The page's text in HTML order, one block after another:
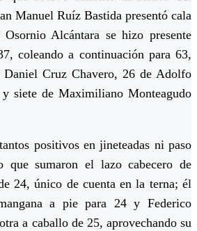
Manuel Ruíz Bastida presentó cala
Alcántara se hizo presente
coleando a continuación para 63,
Cruz Chavero, 26 de Adolfo
siete de Maximiliano Monteagudo
positivos en jineteadas ni paso
sumaron el lazo cabecero de
24, único de cuenta en la terna; él
a pie para 24 y Federico
a caballo de 25, aprovechando su